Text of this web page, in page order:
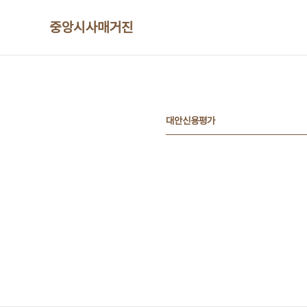
중앙시사매거진
대안신용평가